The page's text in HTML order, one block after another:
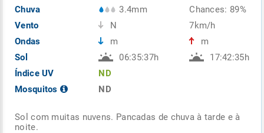
Chuva
Vento
Ondas
Sol
Índice UV
Mosquitos
3.4mm
N
m
06:35:37h
ND
ND
Chances: 89%
7km/h
m
17:42:35h
Sol com muitas nuvens. Pancadas de chuva à tarde e à
noite.